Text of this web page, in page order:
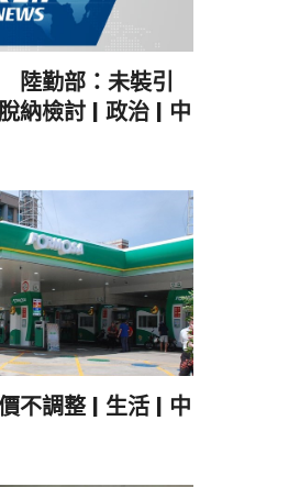
勤部：未裝引
納檢討 | 政治 | 中
不調整 | 生活 | 中